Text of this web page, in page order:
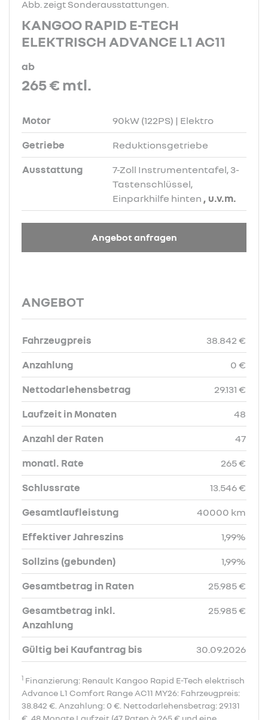
Abb. zeigt Sonderausstattungen.
KANGOO RAPID E-TECH
ELEKTRISCH ADVANCE L1 AC11
ab
265 €mtl.
Motor 90kW (122PS) | Elektro
Getriebe Reduktionsgetriebe
Ausstattung
7-Zoll Instrumententafel, 3-
Tastenschlüssel,
Einparkhilfe hinten , u.v.m.
Angebot anfragen
ANGEBOT
Fahrzeugpreis 38.842 €
Anzahlung 0 €
Nettodarlehensbetrag 29.131 €
Laufzeit in Monaten 48
Anzahl der Raten 47
monatl. Rate 265 €
Schlussrate 13.546 €
Gesamtlaufleistung 40000 km
Effektiver Jahreszins 1,99%
Sollzins (gebunden) 1,99%
Gesamtbetrag in Raten 25.985 €
Gesamtbetrag inkl.
Anzahlung
25.985 €
Gültig bei Kaufantrag bis 30.09.2026
1 Finanzierung: Renault Kangoo Rapid E-Tech elektrisch
Advance L1 Comfort Range AC11 MY26: Fahrzeugpreis:
38.842 €. Anzahlung: 0 €. Nettodarlehensbetrag: 29.131
€. 48 Monate Laufzeit (47 Raten à 265 € und eine